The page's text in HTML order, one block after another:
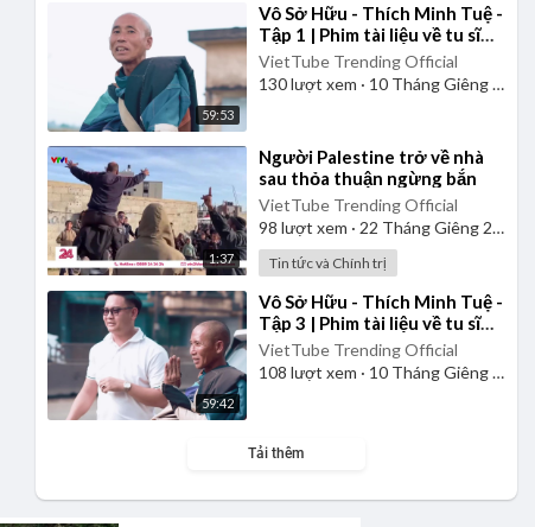
59:53
⁣Vô Sở Hữu - Thích Minh Tuệ -
Tập 1 | Phim tài liệu về tu sĩ
đầu đà Phật giáo Việt Nam
VietTube Trending Official
130lượt xem · 10 Tháng Giêng 2025
1:37
⁣Người Palestine trở về nhà
sau thỏa thuận ngừng bắn
VietTube Trending Official
98 lượt xem · 22 Tháng Giêng 2025
Tin tức và Chính trị
59:42
⁣Vô Sở Hữu - Thích Minh Tuệ -
Tập 3 | Phim tài liệu về tu sĩ
đầu đà Phật giáo Việt Nam
VietTube Trending Official
108 lượt xem · 10 Tháng Giêng 2025
Tải thêm